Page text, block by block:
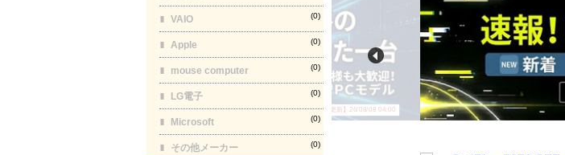
VAIO (0)
Apple (0)
mouse computer (0)
LG電子 (0)
Microsoft (0)
その他メーカー (0)
【最終更新】26/08/08 04:00